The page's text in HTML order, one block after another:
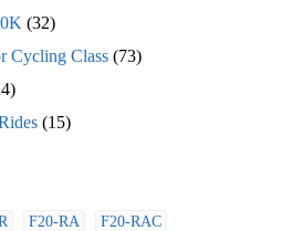
(32)
Cycling Class(73)
(15)
F20-RA
F20-RAC